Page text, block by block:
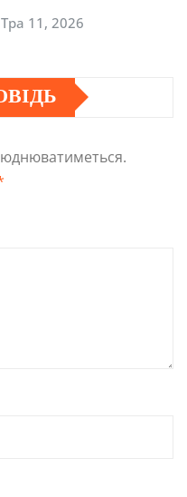
Тра 11, 2026